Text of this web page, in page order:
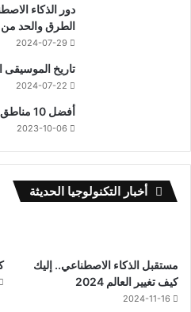
دور الذكاء
الطرق والحد من
2024-07-29
تاريخ الموسيقى
2024-07-22
أفضل 10 مناطق جذب سياحي في سلطنة عمان
2023-10-06
أخبار التكنولوجيا الحديثة
مستقبل الذكاء الاصطناعي.. إليك
كيف تغيير العالم 2024
2024-11-16